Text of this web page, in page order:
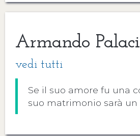
Armando
vedi tutti
Se il suo amore fu una
suo matrimonio sarà